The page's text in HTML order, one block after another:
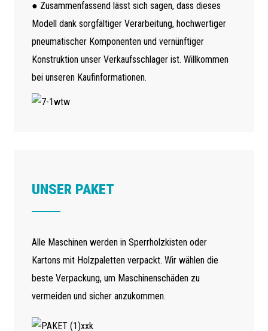
● Zusammenfassend lässt sich sagen, dass dieses
Modell dank sorgfältiger Verarbeitung, hochwertiger
pneumatischer Komponenten und vernünftiger
Konstruktion unser Verkaufsschlager ist. Willkommen
bei unseren Kaufinformationen.
UNSER PAKET
Alle Maschinen werden in Sperrholzkisten oder
Kartons mit Holzpaletten verpackt. Wir wählen die
beste Verpackung, um Maschinenschäden zu
vermeiden und sicher anzukommen.